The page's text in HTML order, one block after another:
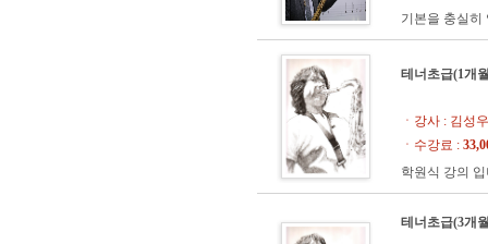
기본을 충실히
테너초급(1개
ㆍ강사 : 김성우
ㆍ수강료 :
학원식 강의
테너초급(3개